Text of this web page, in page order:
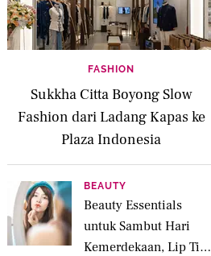
FASHION
Sukkha Citta Boyong Slow
Fashion dari Ladang Kapas ke
Plaza Indonesia
BEAUTY
Beauty Essentials
untuk Sambut Hari
Kemerdekaan, Lip Tint